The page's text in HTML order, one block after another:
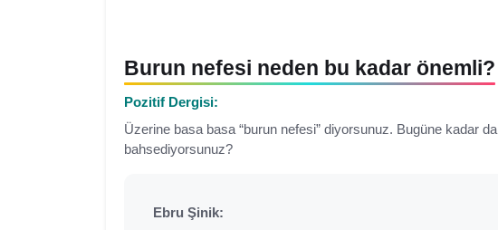
Burun nefesi neden bu kadar önemli?
Pozitif Dergisi:
Üzerine basa basa “burun nefesi” diyorsunuz. Bugüne kadar
bahsediyorsunuz?
Ebru Şinik: